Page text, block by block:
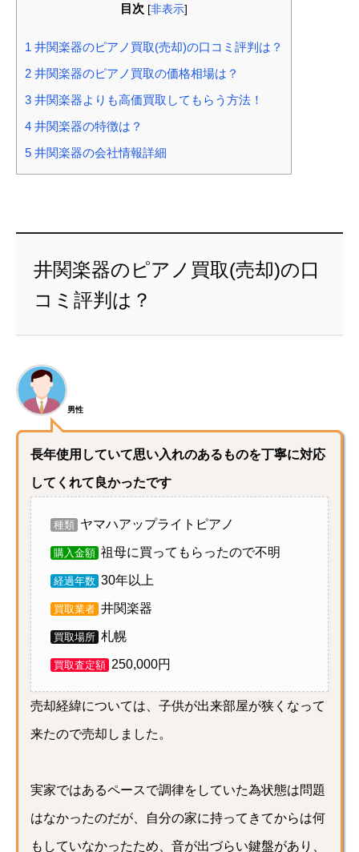
目次 [非表示]
1 井関楽器のピアノ買取(売却)の口コミ評判は？
2 井関楽器のピアノ買取の価格相場は？
3 井関楽器よりも高価買取してもらう方法！
4 井関楽器の特徴は？
5 井関楽器の会社情報詳細
井関楽器のピアノ買取(売却)の口
コミ評判は？
男性
長年使用していて思い入れのあるものを丁寧に対応
してくれて良かったです
種類 ヤマハアップライトピアノ
購入金額 祖母に買ってもらったので不明
経過年数 30年以上
買取業者 井関楽器
買取場所 札幌
買取査定額 250,000円
売却経緯については、子供が出来部屋が狭くなって
来たので売却しました。
実家ではあるペースで調律をしていた為状態は問題
はなかったのだが、自分の家に持ってきてからは何
もしていなかったため、音が出づらい鍵盤があり、